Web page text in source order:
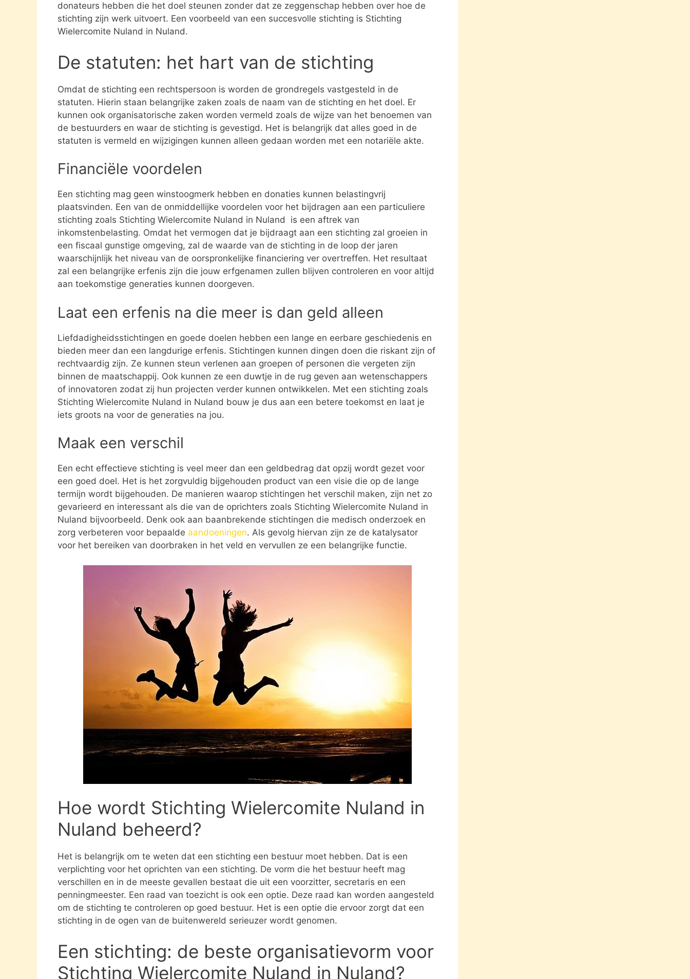
donateurs hebben die het doel steunen zonder dat ze zeggenschap hebben over hoe de
stichting zijn werk uitvoert. Een voorbeeld van een succesvolle stichting is Stichting
Wielercomite Nuland in Nuland.
De statuten: het hart van de stichting
Omdat de stichting een rechtspersoon is worden de grondregels vastgesteld in de
statuten. Hierin staan belangrijke zaken zoals de naam van de stichting en het doel. Er
kunnen ook organisatorische zaken worden vermeld zoals de wijze van het benoemen van
de bestuurders en waar de stichting is gevestigd. Het is belangrijk dat alles goed in de
statuten is vermeld en wijzigingen kunnen alleen gedaan worden met een notariële akte.
Financiële voordelen
Een stichting mag geen winstoogmerk hebben en donaties kunnen belastingvrij
plaatsvinden. Een van de onmiddellijke voordelen voor het bijdragen aan een particuliere
stichting zoals Stichting Wielercomite Nuland in Nuland is een aftrek van
inkomstenbelasting. Omdat het vermogen dat je bijdraagt aan een stichting zal groeien in
een fiscaal gunstige omgeving, zal de waarde van de stichting in de loop der jaren
waarschijnlijk het niveau van de oorspronkelijke financiering ver overtreffen. Het resultaat
zal een belangrijke erfenis zijn die jouw erfgenamen zullen blijven controleren en voor altijd
aan toekomstige generaties kunnen doorgeven.
Laat een erfenis na die meer is dan geld alleen
Liefdadigheidsstichtingen en goede doelen hebben een lange en eerbare geschiedenis en
bieden meer dan een langdurige erfenis. Stichtingen kunnen dingen doen die riskant zijn of
rechtvaardig zijn. Ze kunnen steun verlenen aan groepen of personen die vergeten zijn
binnen de maatschappij. Ook kunnen ze een duwtje in de rug geven aan wetenschappers
of innovatoren zodat zij hun projecten verder kunnen ontwikkelen. Met een stichting zoals
Stichting Wielercomite Nuland in Nuland bouw je dus aan een betere toekomst en laat je
iets groots na voor de generaties na jou.
Maak een verschil
Een echt effectieve stichting is veel meer dan een geldbedrag dat opzij wordt gezet voor
een goed doel. Het is het zorgvuldig bijgehouden product van een visie die op de lange
termijn wordt bijgehouden. De manieren waarop stichtingen het verschil maken, zijn net zo
gevarieerd en interessant als die van de oprichters zoals Stichting Wielercomite Nuland in
Nuland bijvoorbeeld. Denk ook aan baanbrekende stichtingen die medisch onderzoek en
zorg verbeteren voor bepaalde aandoeningen. Als gevolg hiervan zijn ze de katalysator
voor het bereiken van doorbraken in het veld en vervullen ze een belangrijke functie.
Hoe wordt Stichting Wielercomite Nuland in
Nuland beheerd?
Het is belangrijk om te weten dat een stichting een bestuur moet hebben. Dat is een
verplichting voor het oprichten van een stichting. De vorm die het bestuur heeft mag
verschillen en in de meeste gevallen bestaat die uit een voorzitter, secretaris en een
penningmeester. Een raad van toezicht is ook een optie. Deze raad kan worden aangesteld
om de stichting te controleren op goed bestuur. Het is een optie die ervoor zorgt dat een
stichting in de ogen van de buitenwereld serieuzer wordt genomen.
Een stichting: de beste organisatievorm voor
Stichting Wielercomite Nuland in Nuland?